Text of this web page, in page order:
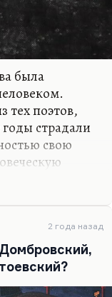
была
тех поэтов,
страдали
свою
ее
— всё время
и писать от
она
2 года назад